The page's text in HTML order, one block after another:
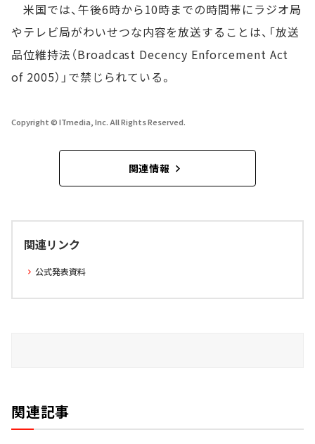
米国では、午後6時から10時までの時間帯にラジオ局
やテレビ局がわいせつな内容を放送することは、「放送
品位維持法（Broadcast Decency Enforcement Act
of 2005）」で禁じられている。
Copyright © ITmedia, Inc. All Rights Reserved.
関連情報
関連リンク
公式発表資料
関連記事